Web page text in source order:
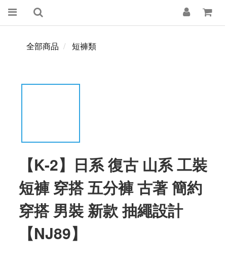
全部商品 短褲類
【K-2】日系 復古 山系 工裝
短褲 穿搭 五分褲 古著 簡約
穿搭 男裝 新款 抽繩設計
【NJ89】